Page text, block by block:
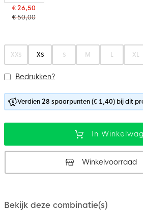
€ 26,50
€ 50,00
XXS XS S M L XL
Bedrukken?
Verdien 28 spaarpunten (€ 1,40) bij dit
In
Winkelvoorraad
Bekijk deze combinatie(s)